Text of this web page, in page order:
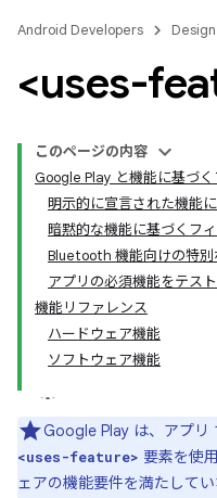
Android Developers
<uses-
このページの内容
Google Play と機能に基づ
明示的に宣言された機能
暗黙的な機能に基づくフ
Bluetooth 機能向けの特別
アプリの必須機能をテス
機能リファレンス
ハードウェア機能
ソフトウェア機能
Google Play は、アプリ
<uses-feature> 要素を使
ェアの機能要件を満たして